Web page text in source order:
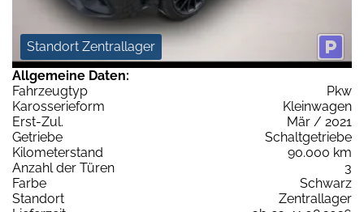
Standort Zentrallager
Allgemeine Daten:
Fahrzeugtyp
Pkw
Karosserieform
Kleinwagen
Erst-Zul.
Mär / 2021
Getriebe
Schaltgetriebe
Kilometerstand
90.000 km
Anzahl der Türen
3
Farbe
Schwarz
Standort
Zentrallager